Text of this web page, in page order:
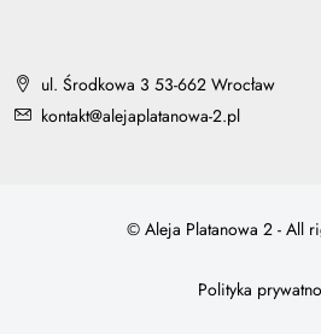
ul. Środkowa 3 53-662 Wrocław
kontakt@alejaplatanowa-2.pl
© Aleja Platanowa 2 - All
Polityka